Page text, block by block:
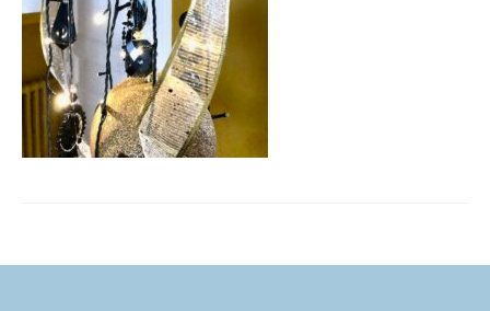
CONSEILS & PRESTATIONS
REALISATIONS
CONTACT